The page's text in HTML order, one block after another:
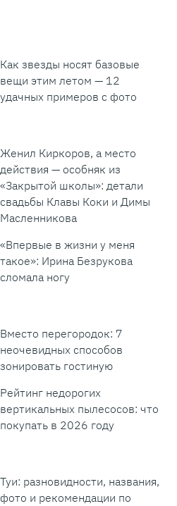
Как звезды носят базовые
вещи этим летом — 12
удачных примеров с фото
Женил Киркоров, а место
действия — особняк из
«Закрытой школы»: детали
свадьбы Клавы Коки и Димы
Масленникова
«Впервые в жизни у меня
такое»: Ирина Безрукова
сломала ногу
Вместо перегородок: 7
неочевидных способов
зонировать гостиную
Рейтинг недорогих
вертикальных пылесосов: что
покупать в 2026 году
Туи: разновидности, названия,
фото и рекомендации по